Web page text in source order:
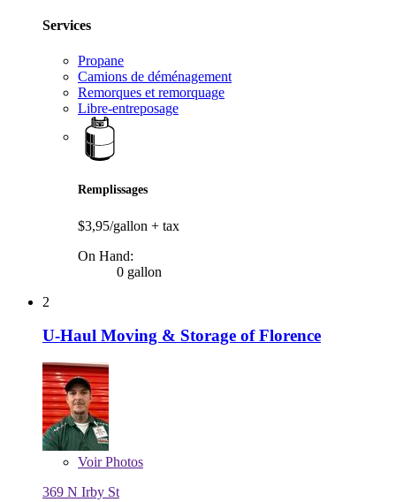
Services
Propane
Camions de déménagement
Remorques et remorquage
Libre-entreposage
Remplissages
$3,95/gallon + tax
On Hand:
0 gallon
2
U-Haul Moving & Storage of Florence
VoirPhotos
369 N Irby St